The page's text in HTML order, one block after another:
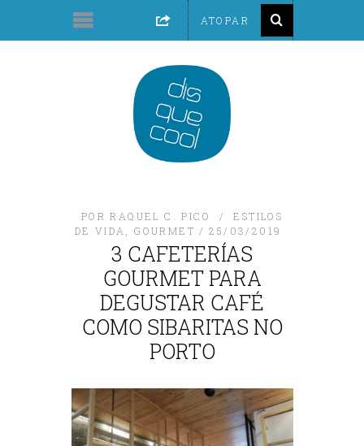
POR RAQUEL C. PICO
ESTILOS
DE VIDA
,GOURMET 25/03/2019
3 CAFETERÍAS
GOURMET PARA
DEGUSTAR CAFÉ
COMO SIBARITAS NO
PORTO